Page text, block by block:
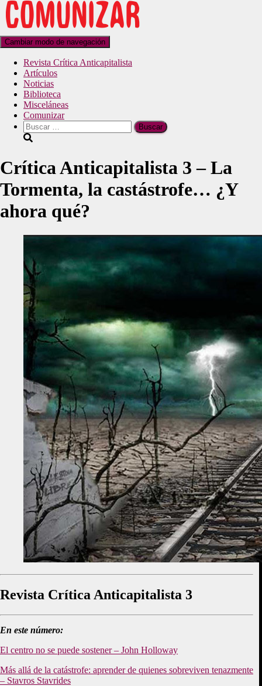
Cambiar modo de navegación
Revista Crítica Anticapitalista
Artículos
Noticias
Biblioteca
Misceláneas
Comunizar
Crítica Anticapitalista 3 – La
Tormenta, la castástrofe… ¿Y
ahora qué?
Revista Crítica Anticapitalista 3
En este número:
El centro no se puede sostener – John Holloway
Más allá de la catástrofe: aprender de quienes sobreviven tenazmente
– Stavros Stavrides